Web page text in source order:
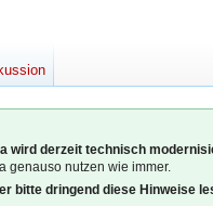
wird derzeit technisch
genauso nutzen wie immer.
bitte dringend diese Hinweise